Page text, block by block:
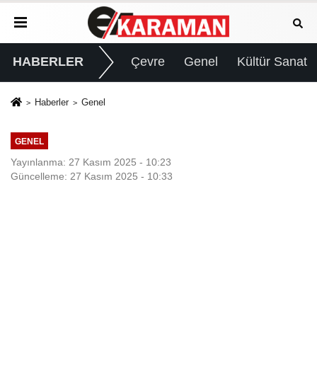
HABERLER Çevre Genel Kültür Sanat
Haberler Genel
GENEL
Yayınlanma: 27 Kasım 2025 - 10:23
Güncelleme: 27 Kasım 2025 - 10:33